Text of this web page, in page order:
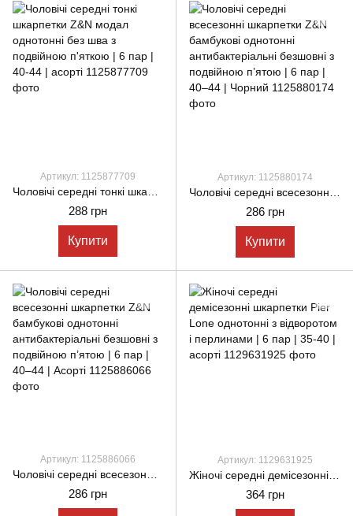
Артикул: 1125877709
288 грн
Купити
Артикул: 1125880174
286 грн
Купити
Артикул: 1125886066
286 грн
Артикул: 1129631925
364 грн